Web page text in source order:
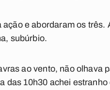
e abordaram os três.
subúrbio.
ao vento, não olhava
10h30 achei